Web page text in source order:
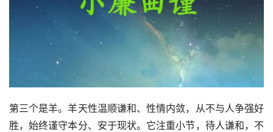
第三个是羊。羊天性温顺谦和、性情内敛，从不与人争强好
胜，始终谨守本分、安于现状。它注重小节，待人谦和，不